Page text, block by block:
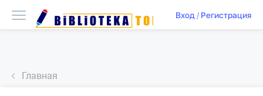
Вход/ Регистрация
Главная